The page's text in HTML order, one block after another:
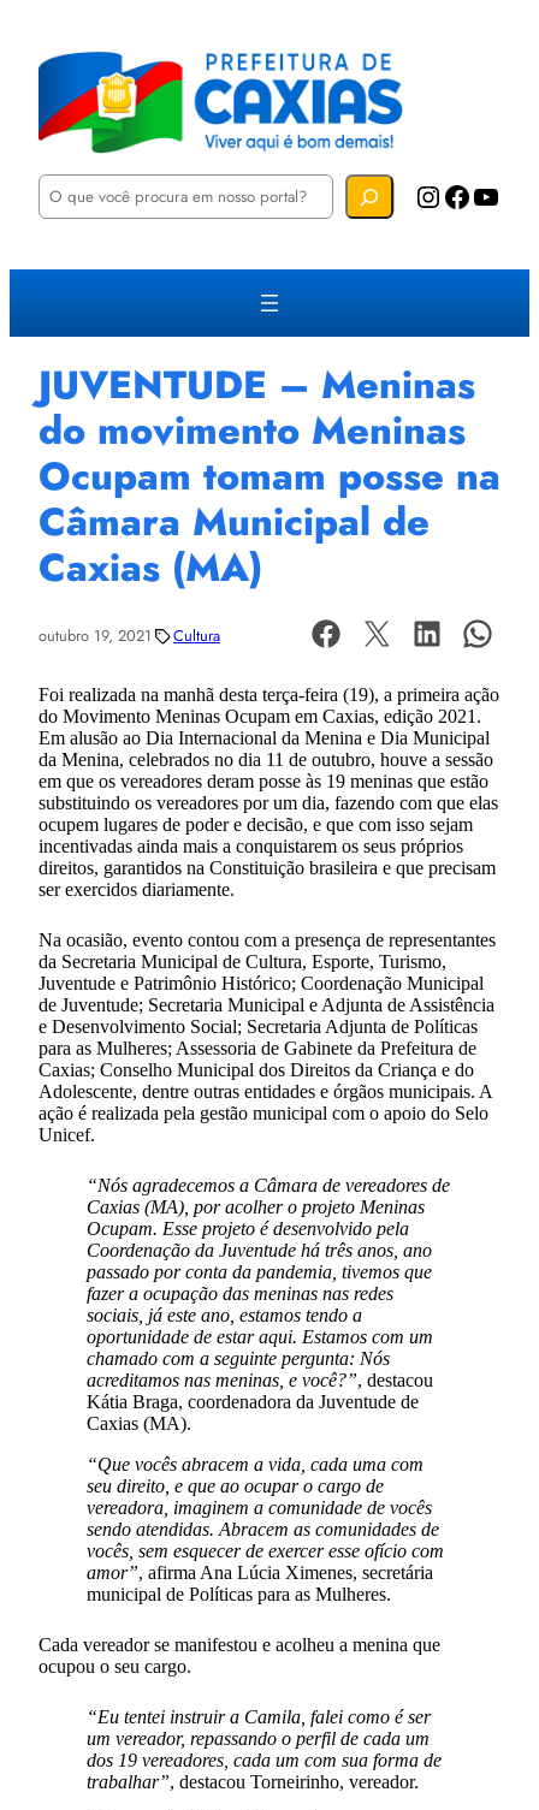
P
u
a
Instagram Facebook YouTube
JUVENTUDE – Meninas
do movimento Meninas
Ocupam tomam posse na
Câmara Municipal de
Caxias (MA)
outubro 19, 2021 Cultura
Foi realizada na manhã desta terça-feira (19), a primeira ação
do Movimento Meninas Ocupam em Caxias, edição 2021.
Em alusão ao Dia Internacional da Menina e Dia Municipal
da Menina, celebrados no dia 11 de outubro, houve a sessão
em que os vereadores deram posse às 19 meninas que estão
substituindo os vereadores por um dia, fazendo com que elas
ocupem lugares de poder e decisão, e que com isso sejam
incentivadas ainda mais a conquistarem os seus próprios
direitos, garantidos na Constituição brasileira e que precisam
ser exercidos diariamente.
Na ocasião, evento contou com a presença de representantes
da Secretaria Municipal de Cultura, Esporte, Turismo,
Juventude e Patrimônio Histórico; Coordenação Municipal
de Juventude; Secretaria Municipal e Adjunta de Assistência
e Desenvolvimento Social; Secretaria Adjunta de Políticas
para as Mulheres; Assessoria de Gabinete da Prefeitura de
Caxias; Conselho Municipal dos Direitos da Criança e do
Adolescente, dentre outras entidades e órgãos municipais. A
ação é realizada pela gestão municipal com o apoio do Selo
Unicef.
“Nós agradecemos a Câmara de vereadores de
Caxias (MA), por acolher o projeto Meninas
Ocupam. Esse projeto é desenvolvido pela
Coordenação da Juventude há três anos, ano
passado por conta da pandemia, tivemos que
fazer a ocupação das meninas nas redes
sociais, já este ano, estamos tendo a
oportunidade de estar aqui. Estamos com um
chamado com a seguinte pergunta: Nós
acreditamos nas meninas, e você?”, destacou
Kátia Braga, coordenadora da Juventude de
Caxias (MA).
“Que vocês abracem a vida, cada uma com
seu direito, e que ao ocupar o cargo de
vereadora, imaginem a comunidade de vocês
sendo atendidas. Abracem as comunidades de
vocês, sem esquecer de exercer esse ofício com
amor”, afirma Ana Lúcia Ximenes, secretária
municipal de Políticas para as Mulheres.
Cada vereador se manifestou e acolheu a menina que
ocupou o seu cargo.
“Eu tentei instruir a Camila, falei como é ser
um vereador, repassando o perfil de cada um
dos 19 vereadores, cada um com sua forma de
trabalhar”, destacou Torneirinho, vereador.